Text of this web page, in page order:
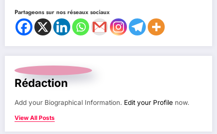
Partageons sur nos réseaux sociaux
Rédaction
Add your Biographical Information. Edit your Profile now.
View All Posts